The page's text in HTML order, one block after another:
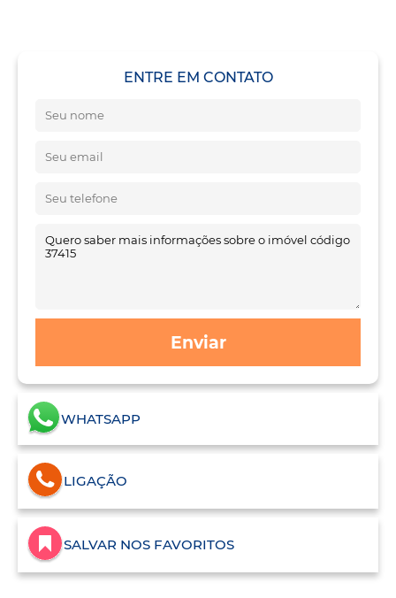
ENTRE EM CONTATO
Enviar
WHATSAPP
LIGAÇÃO
SALVAR NOS FAVORITOS